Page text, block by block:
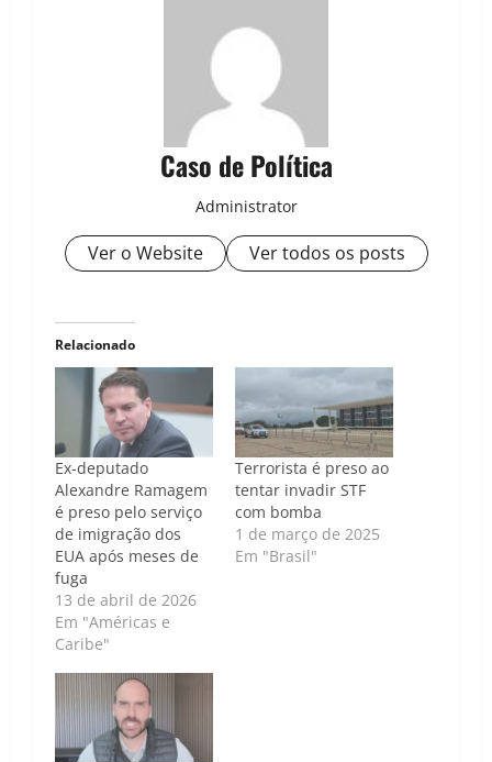
Caso de Política
Administrator
Ver o Website Ver todos os posts
Relacionado
Ex-deputado
Alexandre Ramagem
é preso pelo serviço
de imigração dos
EUA após meses de
fuga
13 de abril de 2026
Em "Américas e
Caribe"
Terrorista é preso ao
tentar invadir STF
com bomba
1 de março de 2025
Em "Brasil"